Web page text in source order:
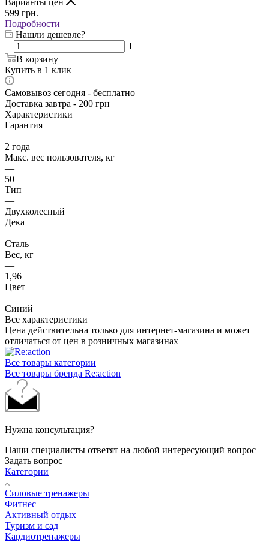
Варианты цен
599 грн.
Подробности
Нашли дешевле?
В корзину
Купить в 1 клик
Самовывоз сегодня - бесплатно
Доставка завтра - 200 грн
Характеристики
Гарантия
—
2 года
Макс. вес пользователя, кг
—
50
Тип
—
Двухколесный
Дека
—
Сталь
Вес, кг
—
1,96
Цвет
—
Синий
Все характеристики
Цена действительна только для интернет-магазина и может
отличаться от цен в розничных магазинах
Все товары категории
Все товары бренда Re:action
Нужна консультация?
Наши специалисты ответят на любой интересующий вопрос
Задать вопрос
Категории
Силовые тренажеры
Фитнес
Активный отдых
Туризм и сад
Кардиотренажеры